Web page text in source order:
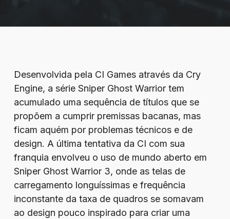
Desenvolvida pela CI Games através da Cry
Engine, a série Sniper Ghost Warrior tem
acumulado uma sequência de títulos que se
propõem a cumprir premissas bacanas, mas
ficam aquém por problemas técnicos e de
design. A última tentativa da CI com sua
franquia envolveu o uso de mundo aberto em
Sniper Ghost Warrior 3, onde as telas de
carregamento longuíssimas e frequência
inconstante da taxa de quadros se somavam
ao design pouco inspirado para criar uma